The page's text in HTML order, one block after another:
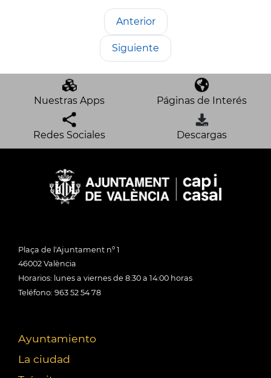
Anterior
Siguiente
Nuestras Apps Páginas de Interés
Redes Sociales Descargas
Plaça de l'Ajuntament nº 1
46002 València
Horarios: lunes a viernes de 8:30 a 14:00 horas
Teléfono: 963 52 54 78
Ayuntamiento
La ciudad